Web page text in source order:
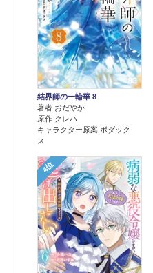
結界師の一輪華 8
著者 おだやか
原作 クレハ
キャラクター原案 ボダック
ス
4位